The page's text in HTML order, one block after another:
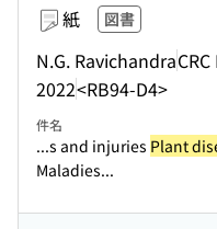
紙 図書
N.G. Ravichandra
2022<RB94-D4>
件名
...s and injuries Plant
Maladies...